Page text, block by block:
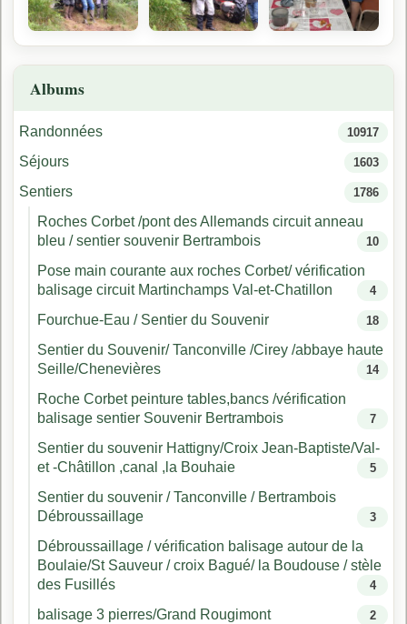
Albums
Randonnées 10917
Séjours 1603
Sentiers 1786
Roches Corbet /pont des Allemands circuit anneau
bleu / sentier souvenir Bertrambois
10
Pose main courante aux roches Corbet/ vérification
balisage circuit Martinchamps Val-et-Chatillon
4
Fourchue-Eau / Sentier du Souvenir 18
Sentier du Souvenir/ Tanconville /Cirey /abbaye haute
Seille/Chenevières
14
Roche Corbet peinture tables,bancs /vérification
balisage sentier Souvenir Bertrambois
7
Sentier du souvenir Hattigny/Croix Jean-Baptiste/Val-
et -Châtillon ,canal ,la Bouhaie
5
Sentier du souvenir / Tanconville / Bertrambois
Débroussaillage
3
Débroussaillage / vérification balisage autour de la
Boulaie/St Sauveur / croix Bagué/ la Boudouse / stèle
des Fusillés
4
balisage 3 pierres/Grand Rougimont 2